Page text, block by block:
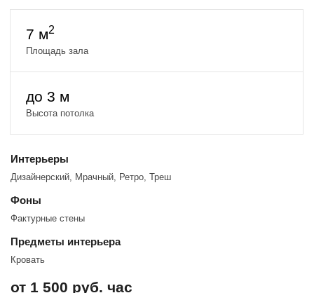
Площадь около 7 кв метра.
Тюремная решетка, связка ключей
фактурные стены
рукомойник, ведро, тусклый свет
и другие детали и аксессуары
7 м2
Площадь зала
до 3 м
Высота потолка
Интерьеры
Дизайнерский, Мрачный, Ретро, Треш
Фоны
Фактурные стены
Предметы интерьера
Кровать
от 1 500 руб. час